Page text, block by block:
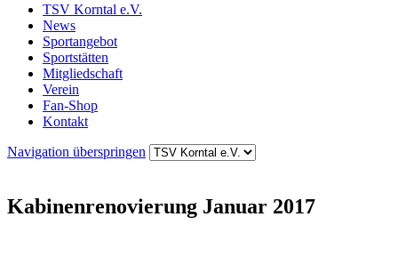
TSV Korntal e.V.
News
Sportangebot
Sportstätten
Mitgliedschaft
Verein
Fan-Shop
Kontakt
Navigation überspringen
Kabinenrenovierung Januar 2017